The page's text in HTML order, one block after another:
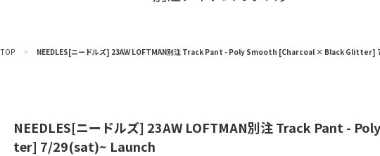
TOP > NEEDLES[ニードルズ] 23AW LOFTMAN別注 Track Pant - Poly Smooth [Charcoal × Black
NEEDLES[ニードルズ] 23AW LOFTMAN別注 Track Pant -
ter] 7/29(sat)~ Launch